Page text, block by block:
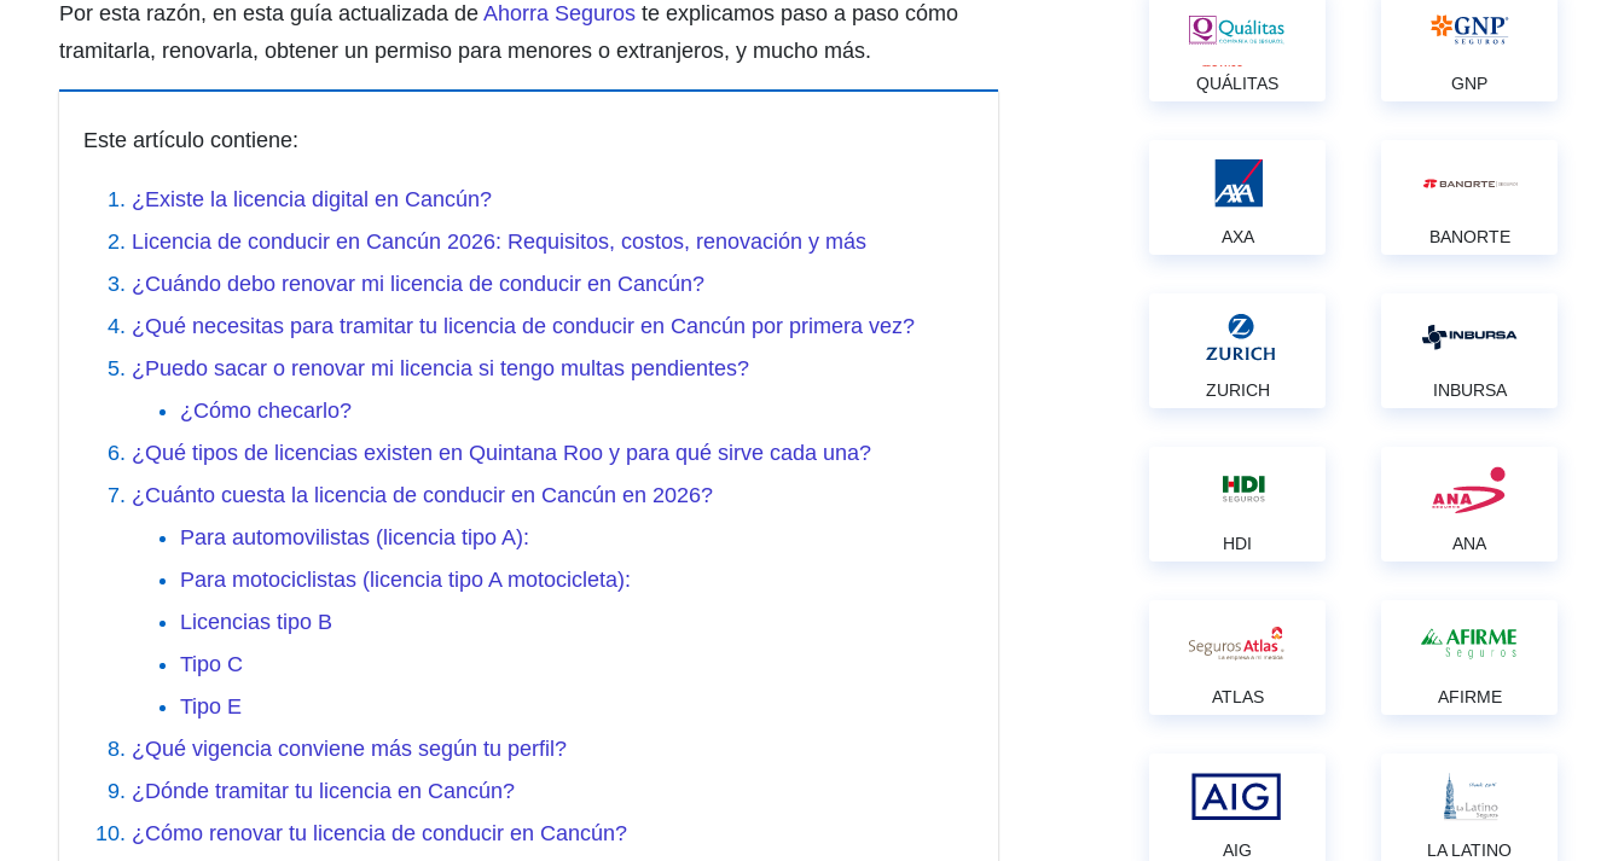
Por esta razón, en esta guía actualizada de Ahorra Seguros te explicamos paso a paso cómo
tramitarla, renovarla, obtener un permiso para menores o extranjeros, y mucho más.
Este artículo contiene:
¿Existe la licencia digital en Cancún?
Licencia de conducir en Cancún 2026: Requisitos, costos, renovación y más
¿Cuándo debo renovar mi licencia de conducir en Cancún?
¿Qué necesitas para tramitar tu licencia de conducir en Cancún por primera vez?
¿Puedo sacar o renovar mi licencia si tengo multas pendientes?
¿Cómo checarlo?
¿Qué tipos de licencias existen en Quintana Roo y para qué sirve cada una?
¿Cuánto cuesta la licencia de conducir en Cancún en 2026?
Para automovilistas (licencia tipo A):
Para motociclistas (licencia tipo A motocicleta):
Licencias tipo B
Tipo C
Tipo E
¿Qué vigencia conviene más según tu perfil?
¿Dónde tramitar tu licencia en Cancún?
¿Cómo renovar tu licencia de conducir en Cancún?
QUÁLITAS GNP
AXA BANORTE
ZURICH INBURSA
HDI ANA
ATLAS AFIRME
AIG LA LATINO